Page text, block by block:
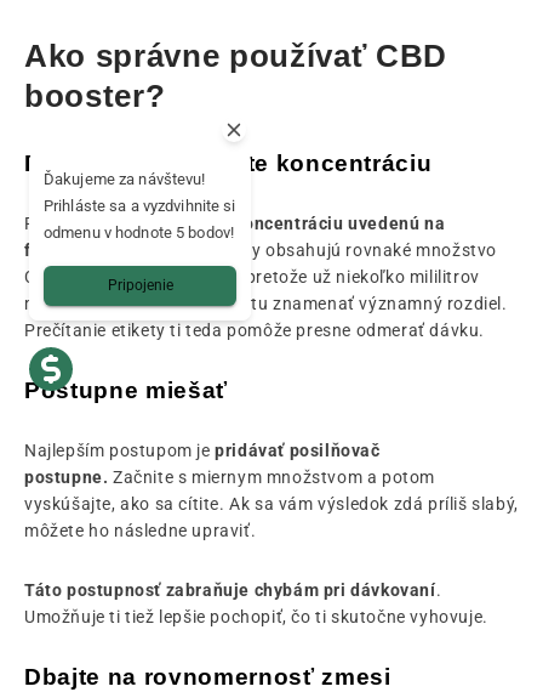
Ako správne používať CBD
booster?
Pozorne si prečítajte koncentráciu
Predovšetkým
skontroluj koncentráciu uvedenú na
fľaštičke.
Nie všetky doplnky obsahujú rovnaké množstvo
CBD. Je to naozaj dôležité, pretože už niekoľko mililitrov
môže v závislosti od produktu znamenať významný rozdiel.
Prečítanie etikety ti teda pomôže presne odmerať dávku.
Postupne miešať
Najlepším postupom je pridávať posilňovač
postupne. Začnite s miernym množstvom a potom
vyskúšajte, ako sa cítite. Ak sa vám výsledok zdá príliš slabý,
môžete ho následne upraviť.
Táto postupnosť zabraňuje chybám pri dávkovaní.
Umožňuje ti tiež lepšie pochopiť, čo ti skutočne vyhovuje.
Dbajte na rovnomernosť zmesi
Ďakujeme za návštevu!
Prihláste sa a vyzdvihnite si
odmenu v hodnote 5 bodov!
Pripojenie